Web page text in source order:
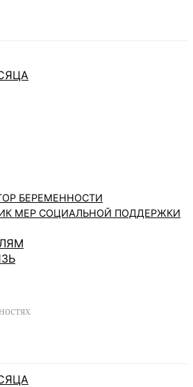
БЕРЕМЕННОСТИ
МЕР СОЦИАЛЬНОЙ ПОДДЕРЖКИ